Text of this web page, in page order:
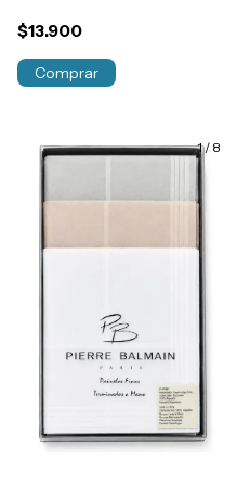
$13.900
Comprar
1/ 8